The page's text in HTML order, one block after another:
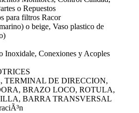
o Repuestos
para filtros Racor
o beige, Vaso plastico de
Inoxidale, Conexiones y Acoples
TERMINAL DE DIRECCION,
BRAZO LOCO, ROTULA,
BARRA TRANSVERSAL